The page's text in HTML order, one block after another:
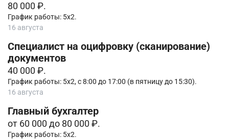
80 000 ₽.
График работы: 5х2.
16 августа
Специалист на оцифровку (сканирование)
документов
40 000 ₽.
График работы: 5х2, с 8:00 до 17:00 (в пятницу до 15:30).
16 августа
Главный бухгалтер
от 60 000 до 80 000 ₽.
График работы: 5х2.